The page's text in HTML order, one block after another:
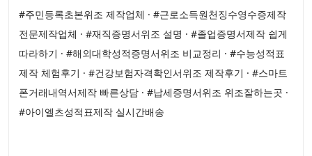
#주민등록초본위조 제작업체 · #근로소득원천징수영수증제작
전문제작업체 · #재직증명서위조 설명 · #졸업증명서제작 쉽게
따라하기 · #해외대학성적증명서위조 비교정리 · #수능성적표
제작 체험후기 · #건강보험자격확인서위조 제작후기 · #스마트
폰거래내역서제작 빠른상담 · #납세증명서위조 위조잘하는곳 ·
#아이엘츠성적표제작 실시간배송